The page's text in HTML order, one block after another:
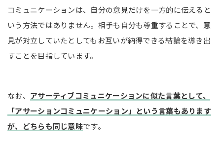
自分にも責任があると考える
DESC（デスク）法でアサーティブコミュニケーショ
ンのトレーニングをしよう！
DESC法の具体例（対上司・対部下・対同僚）
相手が部下の場合
相手が同僚の場合
まとめ
コミュニケーションは、自分の意見だけを一方的に伝えると
いう方法ではありません。相手も自分も尊重することで、意
見が対立していたとしてもお互いが納得できる結論を導き出
すことを目指しています。
なお、 アサーティブコミュニケーションに似た言葉として、
「アサーションコミュニケーション」という言葉もあります
が、どちらも同じ意味です。